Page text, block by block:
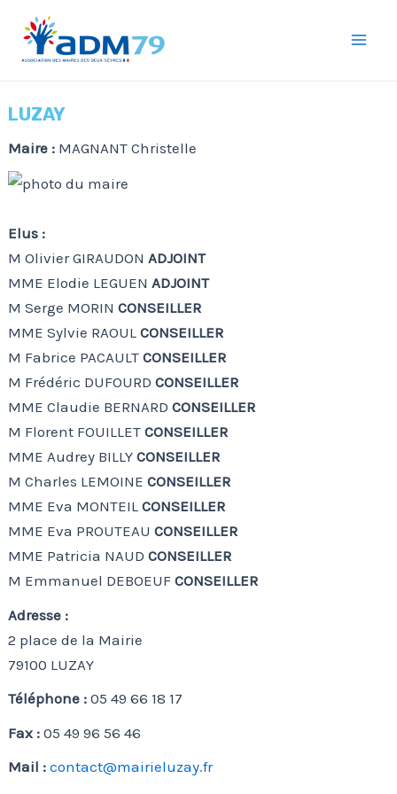
contenu
LUZAY
Maire : MAGNANT Christelle
Elus :
M Olivier GIRAUDONADJOINT
MME Elodie LEGUENADJOINT
M Serge MORINCONSEILLER
MME Sylvie RAOULCONSEILLER
M Fabrice PACAULTCONSEILLER
M Frédéric DUFOURDCONSEILLER
MME Claudie BERNARDCONSEILLER
M Florent FOUILLETCONSEILLER
MME Audrey BILLYCONSEILLER
M Charles LEMOINECONSEILLER
MME Eva MONTEILCONSEILLER
MME Eva PROUTEAUCONSEILLER
MME Patricia NAUDCONSEILLER
M Emmanuel DEBOEUFCONSEILLER
Adresse :
2 place de la Mairie
79100 LUZAY
Téléphone :05 49 66 18 17
Fax :05 49 96 56 46
Mail :contact@mairieluzay.fr